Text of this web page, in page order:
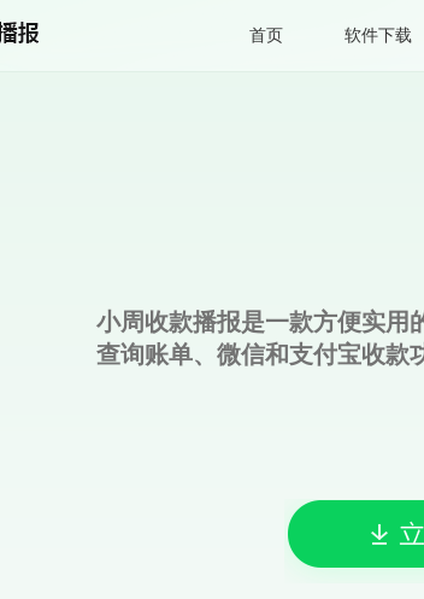
首页 软件下载
小周收款播报是一款方便实用
查询账单、微信和支付宝收款